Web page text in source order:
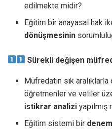
edilmekte midir?
Eğitim bir anayasal hak
dönüşmesinin
Sürekli değişen
Müfredatın sık
öğretmenler ve veliler
istikrar analiziyapılmış
Eğitim sistemi bir